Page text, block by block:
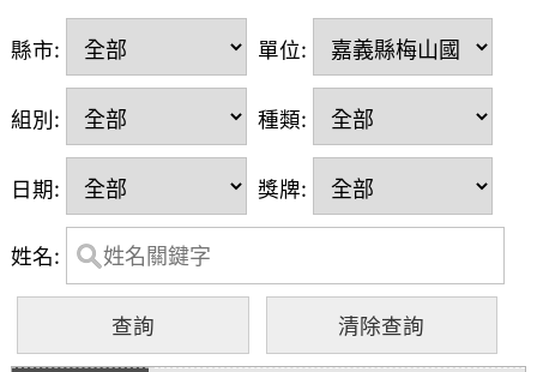
縣市: 單位:
組別: 種類:
日期: 獎牌:
姓名: